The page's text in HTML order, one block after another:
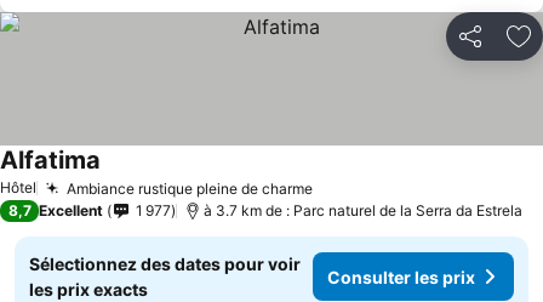
Partager
Hôtel Ambiance rustique pleine de charmeConsulter les prix
Alfatima
8,7 Excellent 1 977 à 3.7 km de : Parc naturel de la Serra da Estrela
Sélectionnez des dates pour voir
les prix exacts
Consulter les prix